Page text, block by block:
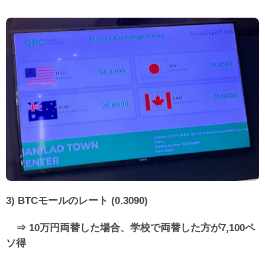
3) BTCモールのレート (0.3090)
⇒ 10万円両替した場合、学校で両替した方が7,100ペ
ソ得